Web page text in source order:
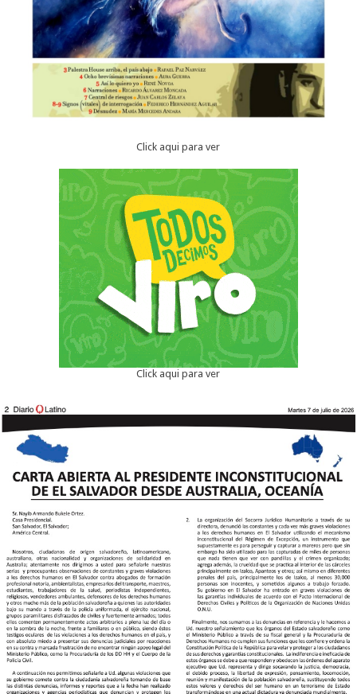
Click aqui para ver
Click aqui para ver